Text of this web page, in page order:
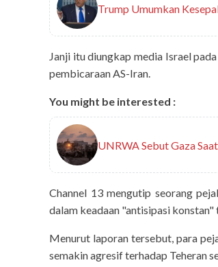
Trump Umumkan
Janji itu diungkap media Israel
pembicaraan AS-Iran.
You might be interested :
UNRWA Sebut Gaza
Channel 13 mengutip seorang
dalam keadaan "antisipasi
Menurut laporan tersebut, para
semakin agresif terhadap Teheran